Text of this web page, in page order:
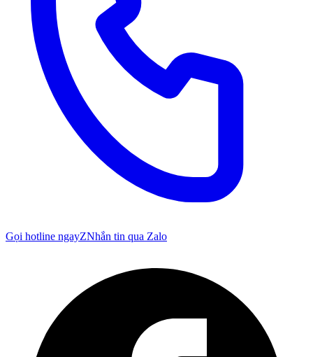
Gọi hotline ngayZNhắn tin qua Zalo